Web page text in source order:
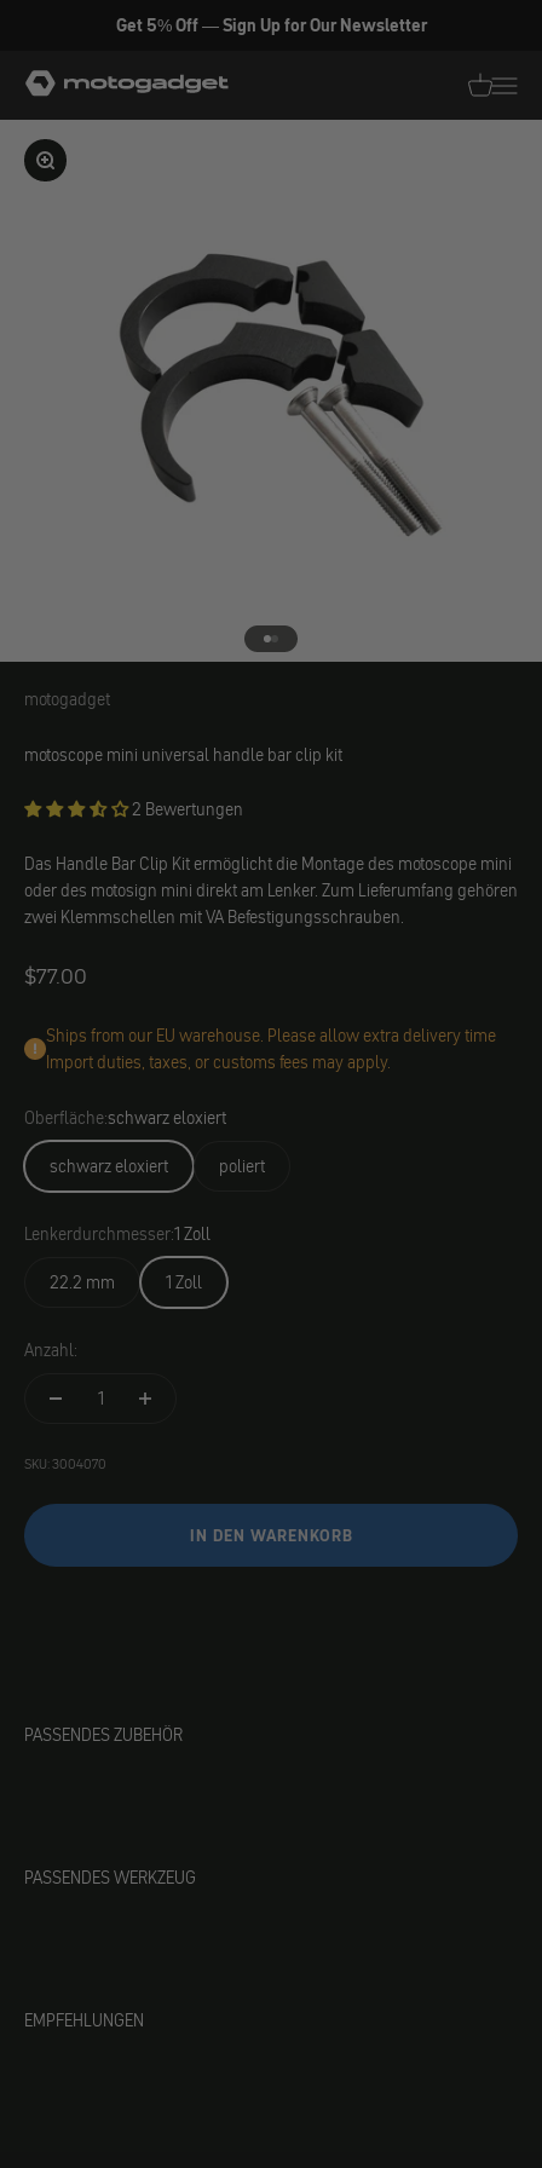
Zum Inhalt springen
Get 5% Off — Sign Up for Our Newsletter
motogadget GmbH
Bild vergrößern
Gehe zu Element 1
Gehe zu Element 2
motogadget
motogadget
motoscope mini universal handle bar clip kit
2 Bewertungen
Das Handle Bar Clip Kit ermöglicht die Montage des motoscope mini
oder des motosign mini direkt am Lenker. Zum Lieferumfang gehören
zwei Klemmschellen mit VA Befestigungsschrauben.
Angebot
$77.00
Ships from our EU warehouse. Please allow extra delivery time
Import duties, taxes, or customs fees may apply.
Oberfläche:schwarz eloxiert
schwarz eloxiert
poliert
Lenkerdurchmesser:1 Zoll
22.2 mm
1 Zoll
Anzahl:
SKU: 3004070
IN DEN WARENKORB
PASSENDES ZUBEHÖR
PASSENDES WERKZEUG
EMPFEHLUNGEN